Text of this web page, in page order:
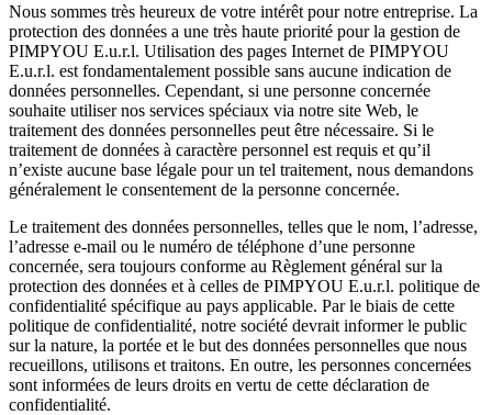
Nous sommes très heureux de votre intérêt pour notre entreprise. La
protection des données a une très haute priorité pour la gestion de
PIMPYOU E.u.r.l. Utilisation des pages Internet de PIMPYOU
E.u.r.l. est fondamentalement possible sans aucune indication de
données personnelles. Cependant, si une personne concernée
souhaite utiliser nos services spéciaux via notre site Web, le
traitement des données personnelles peut être nécessaire. Si le
traitement de données à caractère personnel est requis et qu’il
n’existe aucune base légale pour un tel traitement, nous demandons
généralement le consentement de la personne concernée.
Le traitement des données personnelles, telles que le nom, l’adresse,
l’adresse e-mail ou le numéro de téléphone d’une personne
concernée, sera toujours conforme au Règlement général sur la
protection des données et à celles de PIMPYOU E.u.r.l. politique de
confidentialité spécifique au pays applicable. Par le biais de cette
politique de confidentialité, notre société devrait informer le public
sur la nature, la portée et le but des données personnelles que nous
recueillons, utilisons et traitons. En outre, les personnes concernées
sont informées de leurs droits en vertu de cette déclaration de
confidentialité.